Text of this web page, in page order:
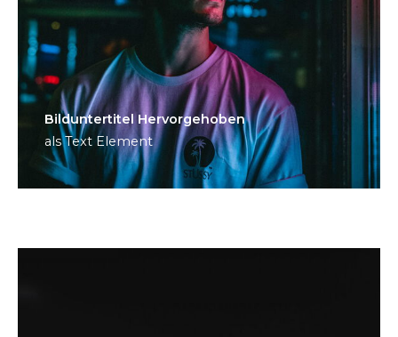
Bild­unter­titel Hervorgehoben
als Text Element